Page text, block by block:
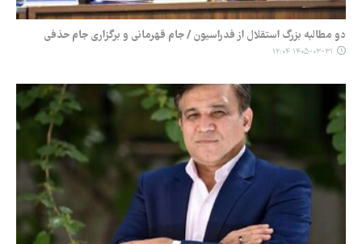
دو مطالبه بزرگ استقلال از فدراسیون / جام قهرمانی و برگزاری جام حذفی
۱۴۰۵-۰۳-۳۱ ۱۲:۰۴